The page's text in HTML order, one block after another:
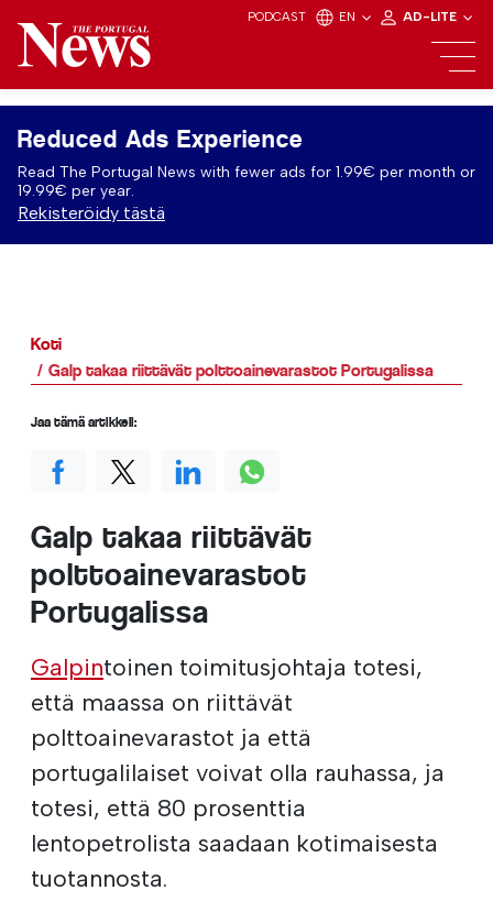
PODCAST EN AD-LITE
Reduced Ads Experience
Read The Portugal News with fewer ads for 1.99€ per month or
19.99€ per year.
Rekisteröidy tästä
Koti
Galp takaa riittävät polttoainevarastot Portugalissa
Galp takaa riittävät
polttoainevarastot
Portugalissa
Galpintoinen toimitusjohtaja totesi,
että maassa on riittävät
polttoainevarastot ja että
portugalilaiset voivat olla rauhassa, ja
totesi, että 80 prosenttia
lentopetrolista saadaan kotimaisesta
tuotannosta.
Jaa tämä artikkeli: